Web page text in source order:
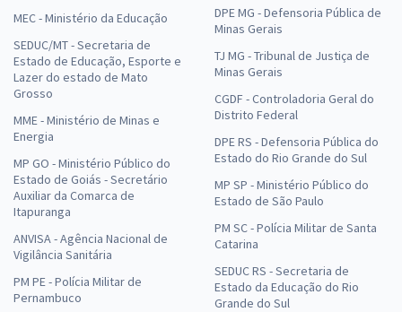
MEC - Ministério da Educação
SEDUC/MT - Secretaria de
Estado de Educação, Esporte e
Lazer do estado de Mato
Grosso
MME - Ministério de Minas e
Energia
MP GO - Ministério Público do
Estado de Goiás - Secretário
Auxiliar da Comarca de
Itapuranga
ANVISA - Agência Nacional de
Vigilância Sanitária
PM PE - Polícia Militar de
Pernambuco
DPE MG - Defensoria Pública de
Minas Gerais
TJ MG - Tribunal de Justiça de
Minas Gerais
CGDF - Controladoria Geral do
Distrito Federal
DPE RS - Defensoria Pública do
Estado do Rio Grande do Sul
MP SP - Ministério Público do
Estado de São Paulo
PM SC - Polícia Militar de Santa
Catarina
SEDUC RS - Secretaria de
Estado da Educação do Rio
Grande do Sul